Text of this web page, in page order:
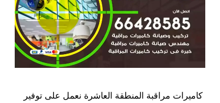
كاميرات مراقبة المنطقة العاشرة نعمل على توفير